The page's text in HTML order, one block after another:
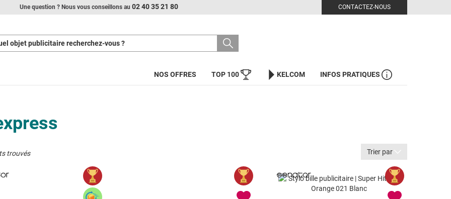
Une question ? Nous vous conseillons au 02 40 35 21 80 CONTACTEZ-NOUS
objet publicitaire recherchez-vous ?
INFOS PRATIQUES
KELCOM
TOP 100
NOS OFFRES
trouvés Trier par